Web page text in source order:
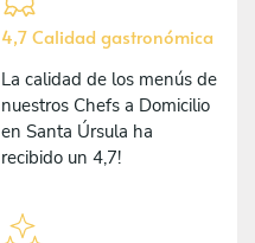
4,7 Calidad gastronómica
La calidad de los menús de
nuestros Chefs a Domicilio
en Santa Úrsula ha
recibido un 4,7!